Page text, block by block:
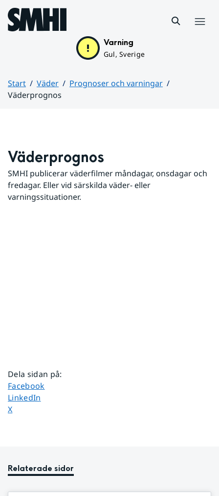
Hoppa till sidans innehåll
Varning
Gul, Sverige
Start Väder
Prognoser och varningar
Väderprognos
Väderprognos
SMHI publicerar väderfilmer måndagar, onsdagar och
fredagar. Eller vid särskilda väder- eller
varningssituationer.
Dela sidan på:
Dela sidan på
Facebook
Dela sidan på
LinkedIn
Dela sidan på
X
Relaterade sidor